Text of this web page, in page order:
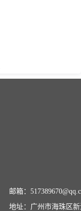
疑问。开学到现在
很大进步。真的非
邮箱：
地址：广州市海珠区